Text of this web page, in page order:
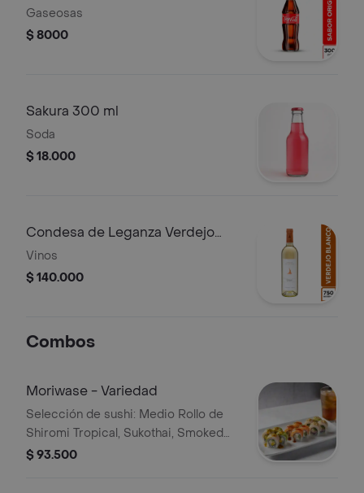
Gaseosas
$ 8000
Sakura 300 ml
Soda
$ 18.000
Condesa de Leganza Verdejo
Blanco 750 ml
Vinos
$ 140.000
Combos
Moriwase - Variedad
Selección de sushi: Medio Rollo de
Shiromi Tropical, Sukothai, Smoked
Salmon y Acevicahdo. Incluye bebida
$ 93.500